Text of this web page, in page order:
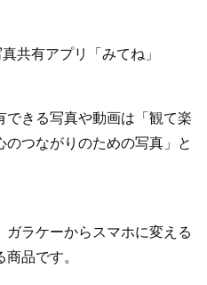
共有アプリ「みてね」
きる写真や動画は「観て楽
つながりのための写真」と
ラケーからスマホに変える
品です。